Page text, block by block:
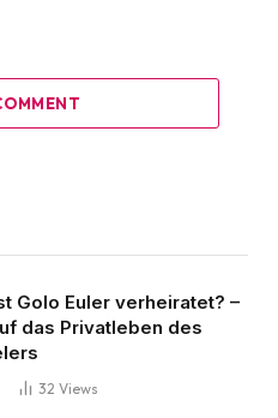
Golo Euler verheiratet? –
das Privatleben des
32 Views